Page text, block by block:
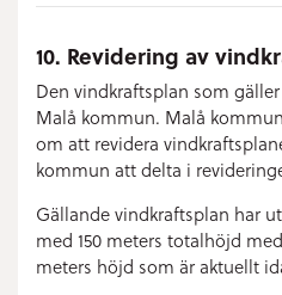
10. Revidering av
Den vindkraftsplan som
Malå kommun. Malå
om att revidera
kommun att delta i
Gällande vindkraftsplan har
med 150 meters totalhöjd
meters höjd som är aktuellt